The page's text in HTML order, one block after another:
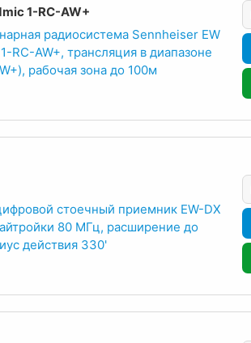
1-RC-AW+
радиосистема Sennheiser EW
RC-AW+, трансляция в диапазоне
рабочая зона до 100м
стоечный приемник EW-DX
80 МГц, расширение до
действия 330'